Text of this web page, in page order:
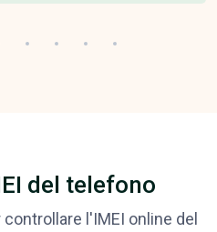
del telefono
l'IMEI online del